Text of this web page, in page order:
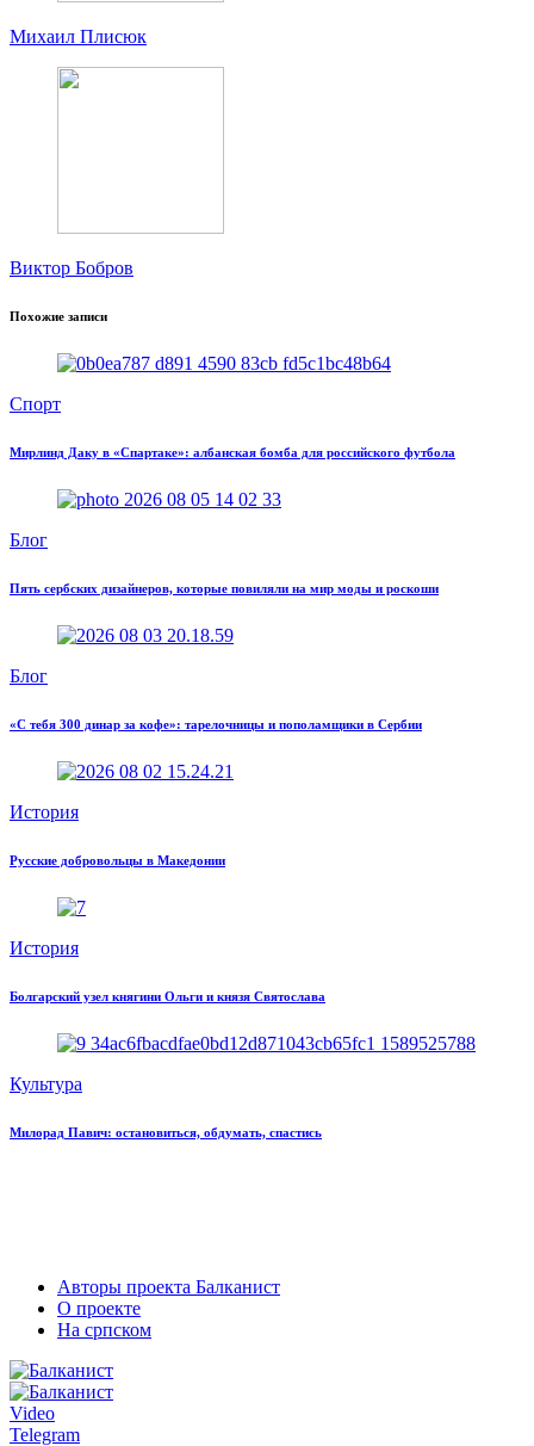
Михаил Плисюк
Виктор Бобров
Похожие записи
Спорт
Мирлинд Даку в «Спартаке»: албанская бомба для российского футбола
Блог
Пять сербских дизайнеров, которые повиляли на мир моды и роскоши
Блог
«С тебя 300 динар за кофе»: тарелочницы и пополамщики в Сербии
История
Русские добровольцы в Македонии
История
Болгарский узел княгини Ольги и князя Святослава
Культура
Милорад Павич: остановиться, обдумать, спастись
Авторы проекта Балканист
О проекте
На српском
Video
Telegram